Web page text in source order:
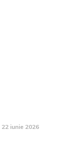
22 iunie 2026